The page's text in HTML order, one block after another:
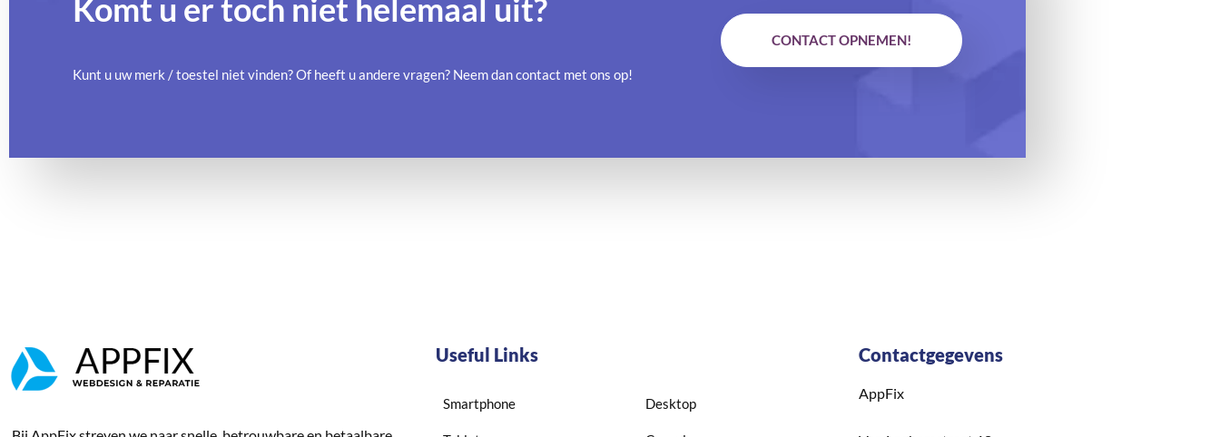
Komt u er toch niet helemaal uit?
Kunt u uw merk / toestel niet vinden? Of heeft u andere vragen? Neem dan contact met ons op!
CONTACT OPNEMEN!
Useful Links
Smartphone Desktop
Contactgegevens
AppFix